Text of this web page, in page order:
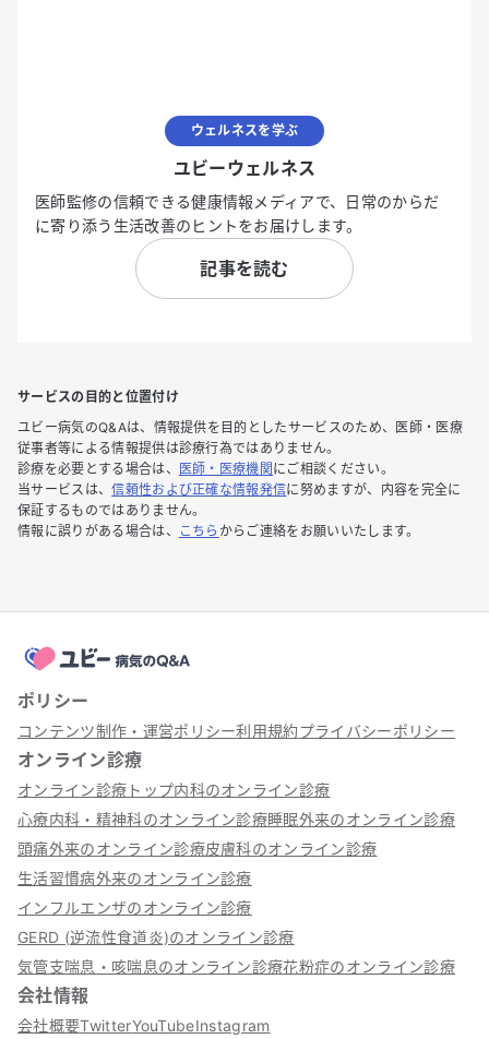
ウェルネスを学ぶ
ユビーウェルネス
医師監修の信頼できる健康情報メディアで、日常のからだ
に寄り添う生活改善のヒントをお届けします。
記事を読む
サービスの目的と位置付け
ユビー病気のQ&Aは、情報提供を目的としたサービスのため、医師・医療
従事者等による情報提供は診療行為ではありません。
診療を必要とする場合は、
医師・医療機関 にご相談ください。
当サービスは、信頼性および正確な情報発信に努めますが、内容を完全に
保証するものではありません。
情報に誤りがある場合は、
こちら からご連絡をお願いいたします。
ポリシー
コンテンツ制作・運営ポリシー利用規約プライバシーポリシー
オンライン診療
オンライン診療トップ内科のオンライン診療
心療内科・精神科のオンライン診療睡眠外来のオンライン診療
頭痛外来のオンライン診療皮膚科のオンライン診療
生活習慣病外来のオンライン診療
インフルエンザのオンライン診療
GERD (逆流性食道炎)のオンライン診療
気管支喘息・咳喘息のオンライン診療花粉症のオンライン診療
会社情報
会社概要TwitterYouTubeInstagram